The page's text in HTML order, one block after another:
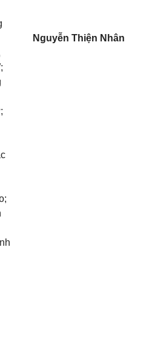
Nguyễn Thiện Nhân